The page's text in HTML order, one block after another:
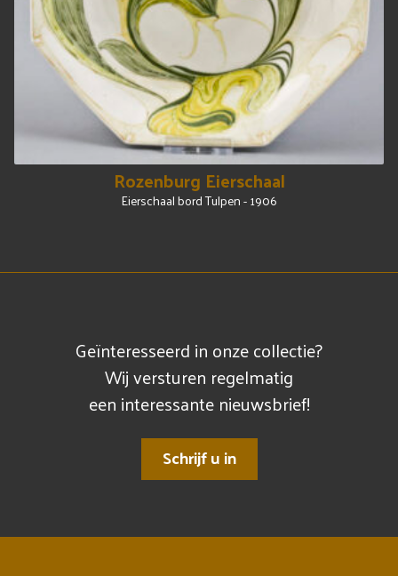
Rozenburg Eierschaal
Eierschaal bord Tulpen - 1906
Geïnteresseerd in onze collectie?
Wij versturen regelmatig
een interessante nieuwsbrief!
Schrijf u in